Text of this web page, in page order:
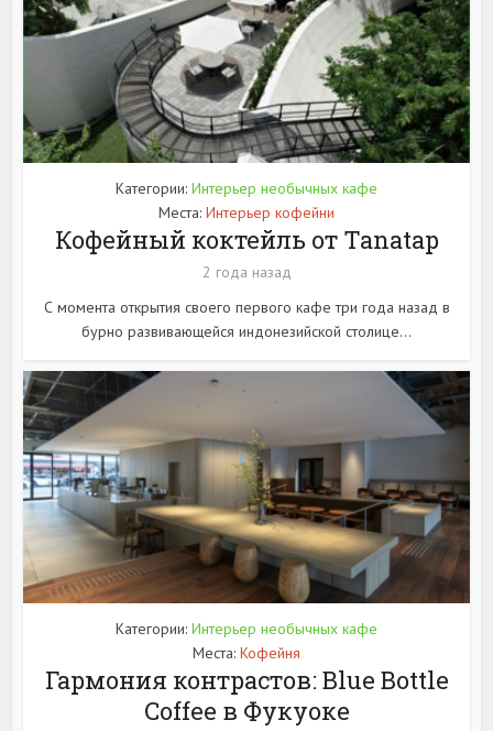
Категории: Интерьер необычных кафе
Места: Интерьер кофейни
Кофейный коктейль от Tanatap
2 года назад
С момента открытия своего первого кафе три года назад в
бурно развивающейся индонезийской столице...
Категории: Интерьер необычных кафе
Места: Кофейня
Гармония контрастов: Blue Bottle
Coffee в Фукуоке